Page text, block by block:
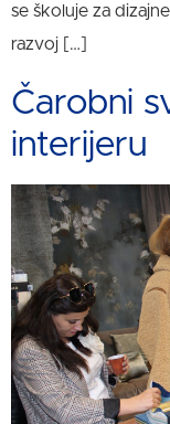
se školuje za
razvoj […]
Čarobni
interijeru